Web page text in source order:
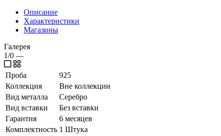
Описание
Характеристики
Магазины
Галерея
1/0 —
Проба
925
Коллекция
Вне коллекции
Вид металла
Серебро
Вид вставки
Без вставки
Гарантия
6 месяцев
Комплектность 1 Штука